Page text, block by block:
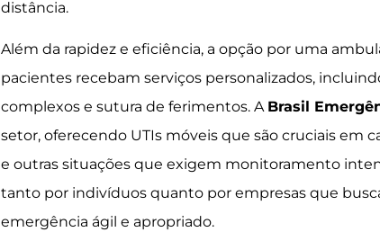
distância.
Além da rapidez e eficiência, a opção por uma
pacientes recebam serviços personalizados,
complexos e sutura de ferimentos. A Brasil
setor, oferecendo UTIs móveis que são cruciais em
e outras situações que exigem monitoramento
tanto por indivíduos quanto por empresas que
emergência ágil e apropriado.